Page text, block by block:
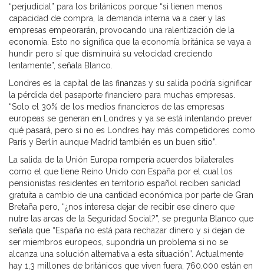
“perjudicial” para los británicos porque “si tienen menos
capacidad de compra, la demanda interna va a caer y las
empresas empeorarán, provocando una ralentización de la
economía. Esto no significa que la economía británica se vaya a
hundir pero sí que disminuirá su velocidad creciendo
lentamente”, señala Blanco.
Londres es la capital de las finanzas y su salida podría significar
la pérdida del pasaporte financiero para muchas empresas.
“Solo el 30% de los medios financieros de las empresas
europeas se generan en Londres y ya se está intentando prever
qué pasará, pero si no es Londres hay más competidores como
París y Berlín aunque Madrid también es un buen sitio”.
La salida de la Unión Europa rompería acuerdos bilaterales
como el que tiene Reino Unido con España por el cual los
pensionistas residentes en territorio español reciben sanidad
gratuita a cambio de una cantidad económica por parte de Gran
Bretaña pero, “¿nos interesa dejar de recibir ese dinero que
nutre las arcas de la Seguridad Social?”, se pregunta Blanco que
señala que “España no está para rechazar dinero y si dejan de
ser miembros europeos, supondría un problema si no se
alcanza una solución alternativa a esta situación”. Actualmente
hay 1,3 millones de británicos que viven fuera, 760.000 están en